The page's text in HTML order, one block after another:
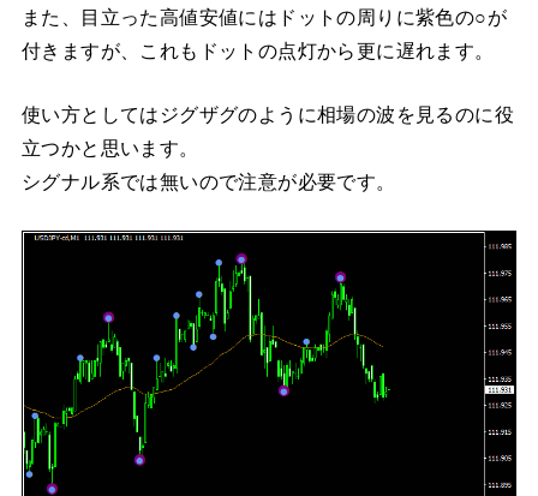
また、目立った高値安値にはドットの周りに紫色の○が
付きますが、これもドットの点灯から更に遅れます。
使い方としてはジグザグのように相場の波を見るのに役
立つかと思います。
シグナル系では無いので注意が必要です。